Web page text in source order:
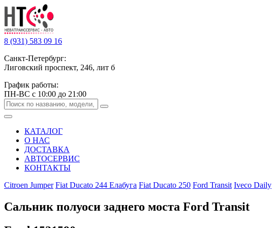
8 (931) 583 09 16
Санкт-Петербург:
Лиговский проспект, 246, лит б
График работы:
ПН-ВС с 10:00 до 21:00
КАТАЛОГ
О НАС
ДОСТАВКА
АВТОСЕРВИС
КОНТАКТЫ
Citroen Jumper Fiat Ducato 244 Елабуга Fiat Ducato 250 Ford Transit Iveco Daily
Сальник полуоси заднего моста Ford Transit